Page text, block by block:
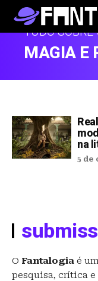
TUDO SOBRE
MAGIA E
na
5 de
O Fantalogia é
pesquisa, crítica e